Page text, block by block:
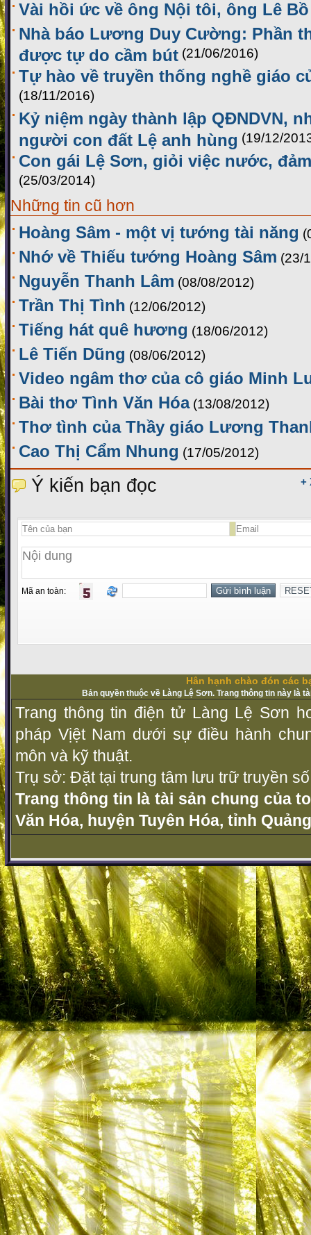
Vài hồi ức về ông Nội tôi, ông Lê Bồ
Nhà báo Lương Duy Cường: Phần
được tự do cầm bút (21/06/2016)
Tự hào về truyền thống nghề giáo
(18/11/2016)
Kỷ niệm ngày thành lập QĐNDVN,
người con đất Lệ anh hùng (19/12/
Con gái Lệ Sơn, giỏi việc nước,
(25/03/2014)
Những tin cũ hơn
Hoàng Sâm - một vị tướng tài năng
Nhớ về Thiếu tướng Hoàng Sâm (23/
Nguyễn Thanh Lâm (08/08/2012)
Trần Thị Tình (12/06/2012)
Tiếng hát quê hương (18/06/2012)
Lê Tiến Dũng (08/06/2012)
Video ngâm thơ của cô giáo Minh
Bài thơ Tình Văn Hóa (13/08/2012)
Thơ tình của Thầy giáo Lương
Cao Thị Cẩm Nhung (17/05/2012)
+
Ý kiến bạn đọc
Mã an toàn:
Hân hạnh chào đón các
Bản quyền thuộc về Làng Lệ Sơn. Trang thông tin này là
Trang thông tin điện tử Làng Lệ Sơn
pháp Vịệt Nam dưới sự điều hành
môn và kỹ thuật.
Trụ sở: Đặt tại trung tâm lưu trữ truyền
Trang thông tin là tài sản chung của
Văn Hóa, huyện Tuyên Hóa, tỉnh